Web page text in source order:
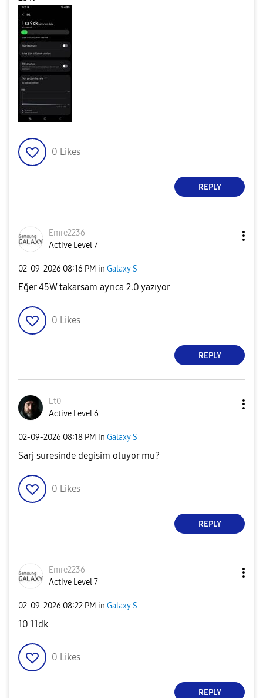
0 Likes
REPLY
Emre2236
Active Level 7
‎02-09-2026 08:16 PM in Galaxy S
Eğer 45W takarsam ayrıca 2.0 yazıyor
0 Likes
REPLY
Et0
Active Level 6
‎02-09-2026 08:18 PM in Galaxy S
Sarj suresinde degisim oluyor mu?
0 Likes
REPLY
Emre2236
Active Level 7
‎02-09-2026 08:22 PM in Galaxy S
10 11dk
0 Likes
REPLY